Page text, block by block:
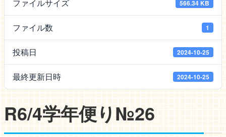
ファイルサイズ 566.34 KB
ファイル数 1
投稿日 2024-10-25
最終更新日時 2024-10-25
R6/4学年便り№26